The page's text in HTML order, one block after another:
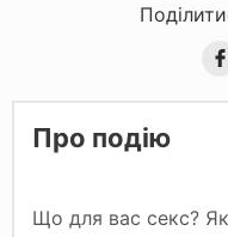
Про подію
Що для вас секс?